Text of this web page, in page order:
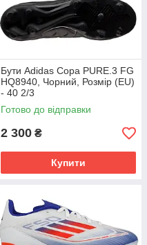
Бути Adidas Copa PURE.3 FG
HQ8940, Чорний, Розмір (EU)
- 40 2/3
Готово до відправки
2 300 ₴
Купити